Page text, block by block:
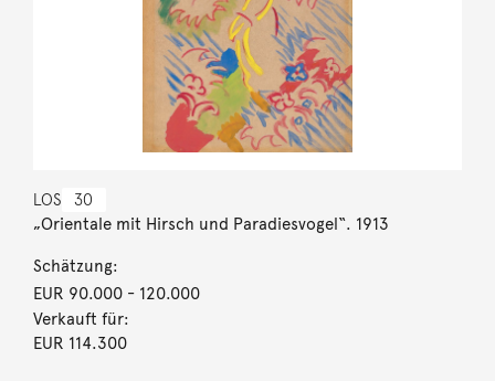
LOS 30
„Orientale mit Hirsch und Paradiesvogel“. 1913
Schätzung:
EUR 90.000- 120.000
Verkauft für:
EUR 114.300